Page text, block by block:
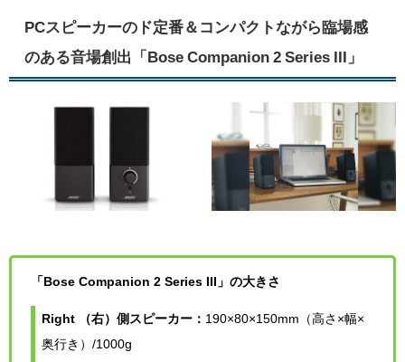
PCスピーカーのド定番＆コンパクトながら臨場感
のある音場創出「Bose Companion 2 Series III」
「Bose Companion 2 Series III」の大きさ
Right （右）側スピーカー： 190×80×150mm（高さ×幅×
奥行き）/1000g